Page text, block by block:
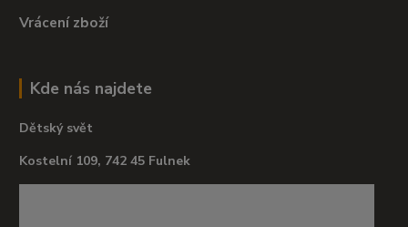
Vrácení zboží
Kde nás najdete
Dětský svět
Kostelní 109, 742 45 Fulnek